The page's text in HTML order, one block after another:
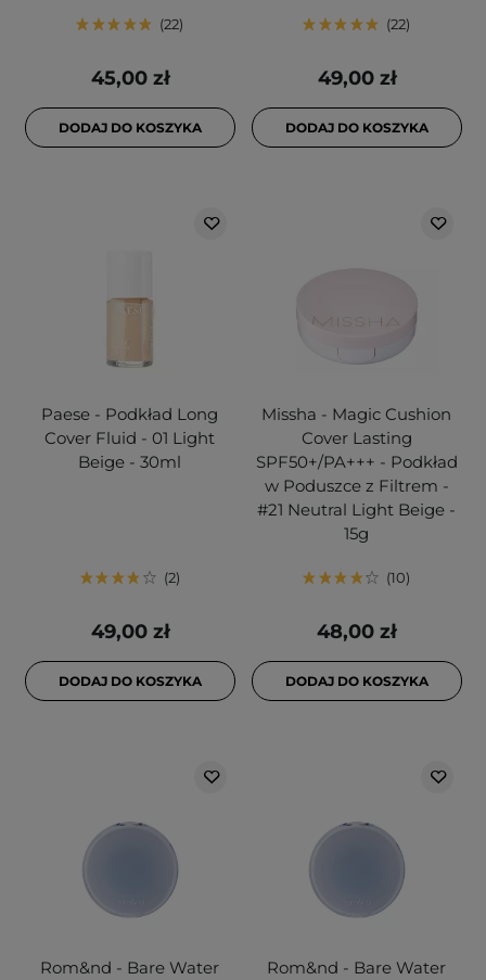
22
45,00 zł
DODAJ DO KOSZYKA
22
49,00 zł
DODAJ DO KOSZYKA
Paese - Podkład Long
Cover Fluid - 01 Light
Beige - 30ml
2
49,00 zł
DODAJ DO KOSZYKA
Missha - Magic Cushion
Cover Lasting
SPF50+/PA+++ - Podkład
w Poduszce z Filtrem -
#21 Neutral Light Beige -
15g
10
48,00 zł
DODAJ DO KOSZYKA
Rom&nd - Bare Water
Rom&nd - Bare Water